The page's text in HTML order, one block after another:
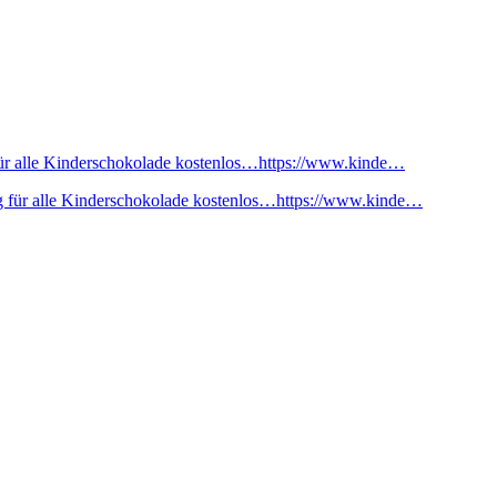
alle Kinderschokolade kostenlos…https://www.kinde…
für alle Kinderschokolade kostenlos…https://www.kinde…